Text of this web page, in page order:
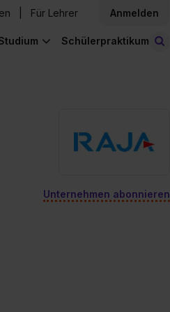
Für Lehrer Anmelden
Schülerpraktikum
Unternehmen abonnieren